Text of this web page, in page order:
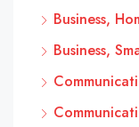
Business,
Business,